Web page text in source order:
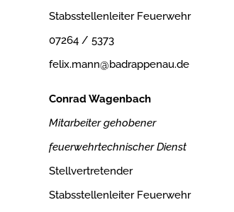
Stabsstellenleiter Feuerwehr
07264 / 5373
felix.mann@badrappenau.de
Conrad Wagenbach
Mitarbeiter gehobener
feuerwehrtechnischer Dienst
Stellvertretender
Stabsstellenleiter Feuerwehr